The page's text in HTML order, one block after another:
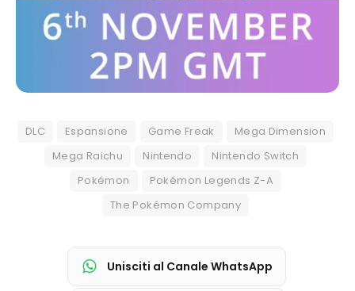
DLC Espansione Game Freak
Mega Dimension
Mega Raichu
Nintendo
Nintendo Switch
Pokémon
Pokémon Legends Z-A
The Pokémon Company
Unisciti al Canale WhatsApp